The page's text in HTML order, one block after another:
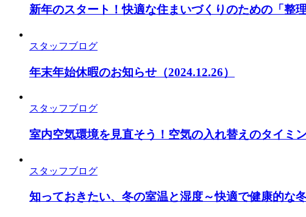
新年のスタート！快適な住まいづくりのための「整
スタッフブログ
年末年始休暇のお知らせ （2024.12.26）
スタッフブログ
室内空気環境を見直そう！空気の入れ替えのタイミ
スタッフブログ
知っておきたい、冬の室温と湿度～快適で健康的な